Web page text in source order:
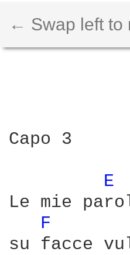
← Swap left to
Capo 3
E
Le mie
F
su facce